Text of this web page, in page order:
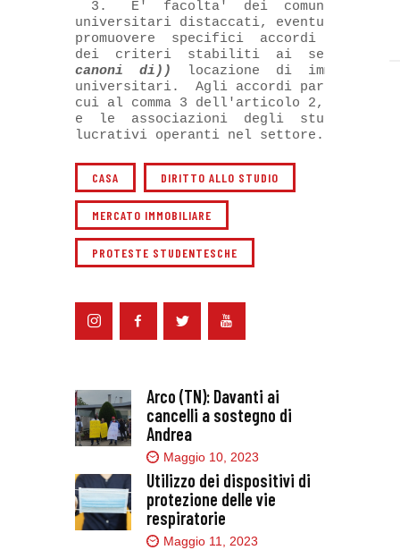
3.   E'  facolta'  dei  comuni  sede
universitari distaccati, eventualmente
promuovere  specifici  accordi  locali
dei  criteri  stabiliti  ai  sensi del
canoni  di))
locazione  di  immobili
universitari.  Agli accordi
cui al comma 3 dell'articolo 2, le
e  le  associazioni  degli  studenti,
lucrativi operanti nel settore.
CASA DIRITTO ALLO STUDIO
MERCATO IMMOBILIARE
PROTESTE STUDENTESCHE
Arco (TN): Davanti ai
cancelli a sostegno di
Andrea
Maggio 10, 2023
Utilizzo dei dispositivi di
protezione delle vie
respiratorie
Maggio 11, 2023